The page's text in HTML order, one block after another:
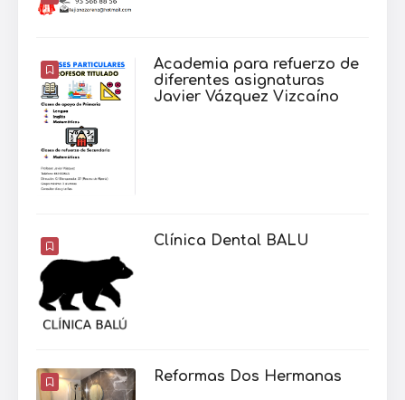
Academia para refuerzo de
diferentes asignaturas
Javier Vázquez Vizcaíno
Clínica Dental BALU
Reformas Dos Hermanas